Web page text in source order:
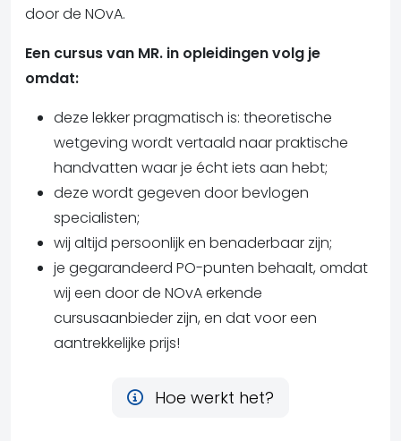
door de NOvA.
Een cursus van MR. in opleidingen volg je
omdat:
deze lekker pragmatisch is: theoretische
wetgeving wordt vertaald naar praktische
handvatten waar je écht iets aan hebt;
deze wordt gegeven door bevlogen
specialisten;
wij altijd persoonlijk en benaderbaar zijn;
je gegarandeerd PO-punten behaalt, omdat
wij een door de NOvA erkende
cursusaanbieder zijn, en dat voor een
aantrekkelijke prijs!
Hoe werkt het?